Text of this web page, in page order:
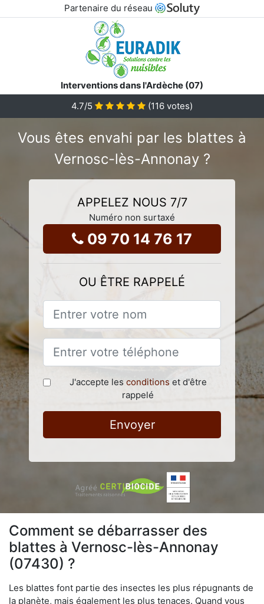
Partenaire du réseau
Interventions dans l'Ardèche (07)
4.7/5 (116 votes)
Vous êtes envahi par les blattes à
Vernosc-lès-Annonay ?
APPELEZ NOUS 7/7
Numéro non surtaxé
09 70 14 76 17
OU ÊTRE RAPPELÉ
J'accepte les conditions et d'être
rappelé
Envoyer
Comment se débarrasser des
blattes à Vernosc-lès-Annonay
(07430) ?
Les blattes font partie des insectes les plus répugnants de
la planète, mais également les plus tenaces. Quand vous